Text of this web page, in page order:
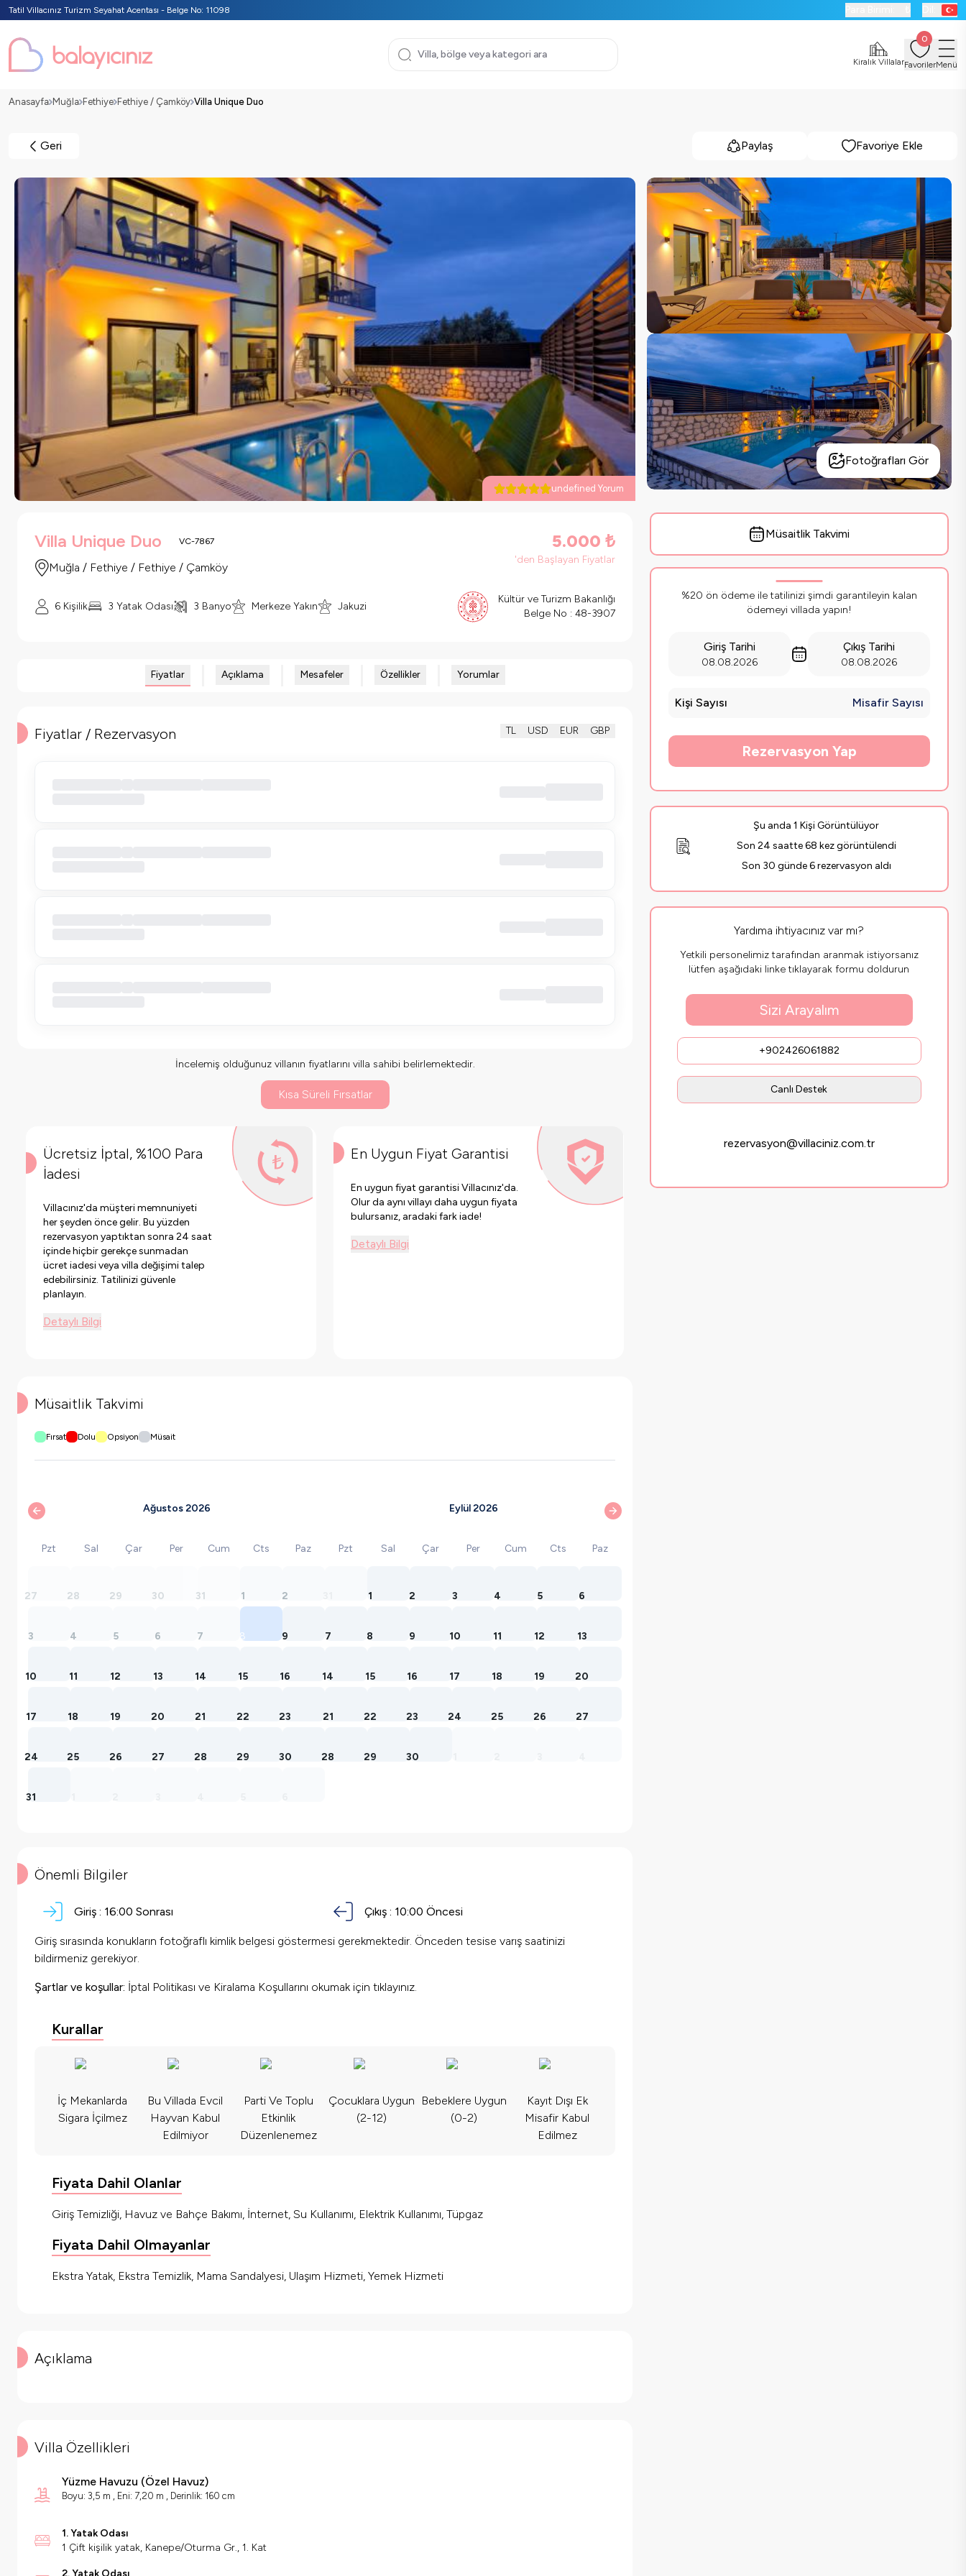
Tatil Villacınız Turizm Seyahat Acentası - Belge No: 11098
Kiralık Villalar
0
FavorilerMenü
Anasayfa Muğla Fethiye Fethiye / Çamköy Villa Unique Duo
Geri Paylaş Favoriye Ekle
undefined Yorum
Fotoğrafları Gör
Villa Unique Duo VC-7867
Muğla / Fethiye / Fethiye / Çamköy
5.000 ₺
'den Başlayan Fiyatlar
6 Kişilik 3 Yatak Odası 3 Banyo Merkeze Yakın Jakuzi
Kültür ve Turizm Bakanlığı
Belge No : 48-3907
Fiyatlar Açıklama Mesafeler Özellikler Yorumlar
Fiyatlar / Rezervasyon TL USD EUR GBP
İncelemiş olduğunuz villanın fiyatlarını villa sahibi belirlemektedir.
Kısa Süreli Fırsatlar
Ücretsiz İptal, %100 Para
İadesi
Villacınız'da müşteri memnuniyeti
her şeyden önce gelir. Bu yüzden
rezervasyon yaptıktan sonra 24 saat
içinde hiçbir gerekçe sunmadan
ücret iadesi veya villa değişimi talep
edebilirsiniz. Tatilinizi güvenle
planlayın.
Detaylı Bilgi
En Uygun Fiyat Garantisi
En uygun fiyat garantisi Villacınız'da.
Olur da aynı villayı daha uygun fiyata
bulursanız, aradaki fark iade!
Detaylı Bilgi
Müsaitlik Takvimi
Fırsat Dolu Opsiyon Müsait
Ağustos 2026
Pzt Sal Çar Per Cum Cts Paz
27 28 29 30 31 1 2
3 4 5 6 7 8 9
10 11 12 13 14 15 16
17 18 19 20 21 22 23
24 25 26 27 28 29 30
31
Eylül 2026
Pzt Sal Çar Per Cum Cts Paz
1 2 3 4 5 6
7 8 9 10 11 12 13
14 15 16 17 18 19 20
21 22 23 24 25 26 27
28 29 30
Önemli Bilgiler
Giriş : 16:00 Sonrası Çıkış : 10:00 Öncesi
Giriş sırasında konukların fotoğraflı kimlik belgesi göstermesi gerekmektedir. Önceden tesise varış saatinizi
bildirmeniz gerekiyor.
Şartlar ve koşullar: İptal Politikası ve Kiralama Koşullarını okumak için tıklayınız.
Kurallar
İç Mekanlarda
Sigara İçilmez
Bu Villada Evcil
Hayvan Kabul
Edilmiyor
Parti Ve Toplu
Etkinlik
Düzenlenemez
Çocuklara Uygun
(2-12)
Bebeklere Uygun
(0-2)
Kayıt Dışı Ek
Misafir Kabul
Edilmez
Fiyata Dahil Olanlar
Giriş Temizliği, Havuz ve Bahçe Bakımı, İnternet, Su Kullanımı, Elektrik Kullanımı, Tüpgaz
Fiyata Dahil Olmayanlar
Ekstra Yatak, Ekstra Temizlik, Mama Sandalyesi, Ulaşım Hizmeti, Yemek Hizmeti
Açıklama
Villa Özellikleri
Yüzme Havuzu (Özel Havuz)
Boyu: 3,5 m , Eni: 7,20 m , Derinlik: 160 cm
1. Yatak Odası
1 Çift kişilik yatak, Kanepe/Oturma Gr., 1. Kat
2. Yatak Odası
Müsaitlik Takvimi
%20 ön ödeme ile tatilinizi şimdi garantileyin kalan
ödemeyi villada yapın!
Giriş Tarihi
08.08.2026
Çıkış Tarihi
08.08.2026
Kişi Sayısı Misafir Sayısı
Rezervasyon Yap
Şu anda 1 Kişi Görüntülüyor
Son 24 saatte 68 kez görüntülendi
Son 30 günde 6 rezervasyon aldı
Yardıma ihtiyacınız var mı?
Yetkili personelimiz tarafından aranmak istiyorsanız
lütfen aşağıdaki linke tıklayarak formu doldurun
Sizi Arayalım
+902426061882
Canlı Destek
rezervasyon@villaciniz.com.tr